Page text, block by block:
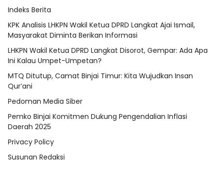
Indeks Berita
KPK Analisis LHKPN Wakil Ketua DPRD Langkat Ajai Ismail,
Masyarakat Diminta Berikan Informasi
LHKPN Wakil Ketua DPRD Langkat Disorot, Gempar: Ada Apa
Ini Kalau Umpet-Umpetan?
MTQ Ditutup, Camat Binjai Timur: Kita Wujudkan Insan
Qur’ani
Pedoman Media Siber
Pemko Binjai Komitmen Dukung Pengendalian Inflasi
Daerah 2025
Privacy Policy
Susunan Redaksi